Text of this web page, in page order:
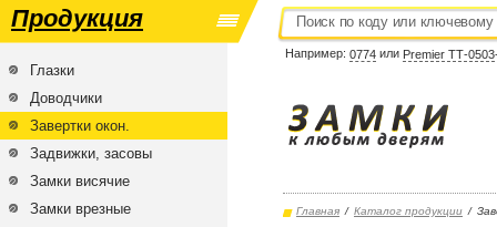
Продукция
Например: 0774 или Premier ТТ-
Глазки
Доводчики
Завертки окон.
Задвижки, засовы
Замки висячие
Замки врезные
Главная / Каталог продукции /